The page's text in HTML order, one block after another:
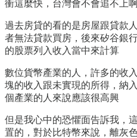
衝這麼快，台灣會不會追不上
過去房貸的看的是房屋跟貸款
者無法貸款買房，後來矽谷銀
的股票列入收入當中來計算
數位貨幣產業的人，許多的收
塊的收入跟未實現的所得，納
個產業的人來說應該很高興
但是我心中的恐懼面告訴我，
置的，對於比特幣來說，離灰